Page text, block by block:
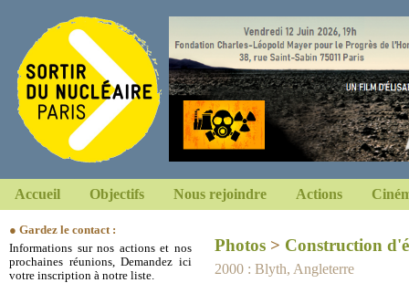
Accueil Objectifs Nous rejoindre Actions
● Gardez le contact :
Informations sur nos actions et nos
prochaines réunions, Demandez ici
votre inscription à notre liste.
Photos > Construction
2000 : Blyth, Angleterre